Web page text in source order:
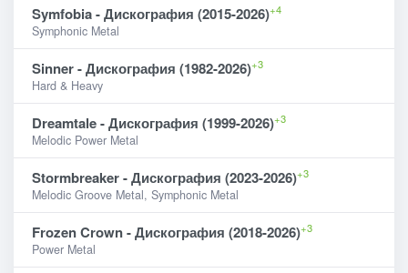
Symfobia - Дискография (2015-2026)+4
Symphonic Metal
Sinner - Дискография (1982-2026)+3
Hard & Heavy
Dreamtale - Дискография (1999-2026)+3
Melodic Power Metal
Stormbreaker - Дискография (2023-2026)+3
Melodic Groove Metal, Symphonic Metal
Frozen Crown - Дискография (2018-2026)+3
Power Metal